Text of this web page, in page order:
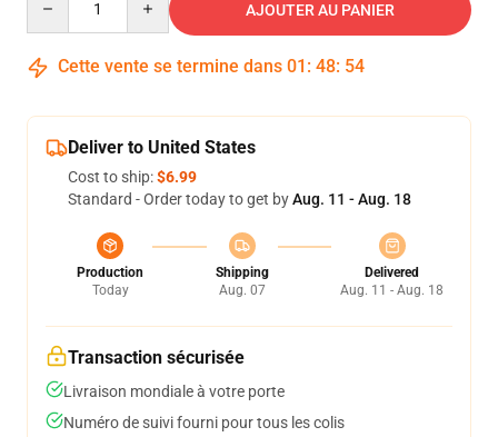
AJOUTER AU PANIER
Cette vente se termine dans 01 : 48: 54
Deliver to United States
Cost to ship:$6.99
Standard - Order today to get byAug. 11 - Aug. 18
Production
Today
Shipping
Aug. 07
Delivered
Aug. 11 - Aug. 18
Transaction sécurisée
Livraison mondiale à votre porte
Numéro de suivi fourni pour tous les colis